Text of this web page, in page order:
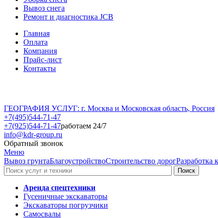
Вывоз снега
Ремонт и диагностика JCB
Главная
Оплата
Компания
Прайс-лист
Контакты
ГЕОГРАФИЯ УСЛУГ: г. Москва и Московская область, Россия
+7(495)544-71-47
+7(925)544-71-47работаем 24/7
info@kdr-group.ru
Обратный звонок
Меню
Вывоз грунтаБлагоустройствоСтроительство дорогРазработка
Аренда спецтехники
Гусеничные экскаваторы
Экскаваторы погрузчики
Самосвалы